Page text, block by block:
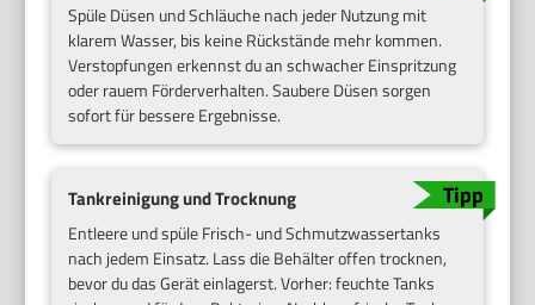
Spüle Düsen und Schläuche nach jeder Nutzung mit
klarem Wasser, bis keine Rückstände mehr kommen.
Verstopfungen erkennst du an schwacher Einspritzung
oder rauem Förderverhalten. Saubere Düsen sorgen
sofort für bessere Ergebnisse.
Tankreinigung und Trocknung
Entleere und spüle Frisch- und Schmutzwassertanks
nach jedem Einsatz. Lass die Behälter offen trocknen,
bevor du das Gerät einlagerst. Vorher: feuchte Tanks